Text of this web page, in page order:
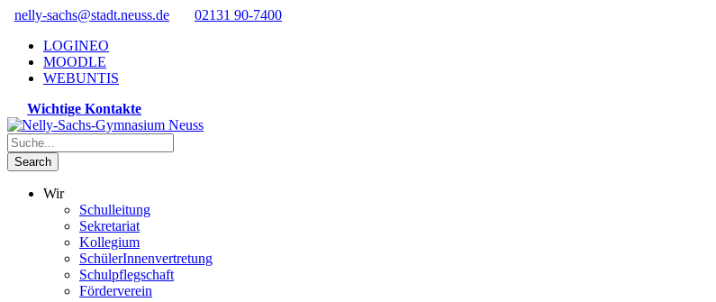
nelly-sachs@stadt.neuss.de
02131 90-7400
LOGINEO
MOODLE
WEBUNTIS
Wichtige Kontakte
Wir
Schulleitung
Sekretariat
Kollegium
SchülerInnenvertretung
Schulpflegschaft
Förderverein